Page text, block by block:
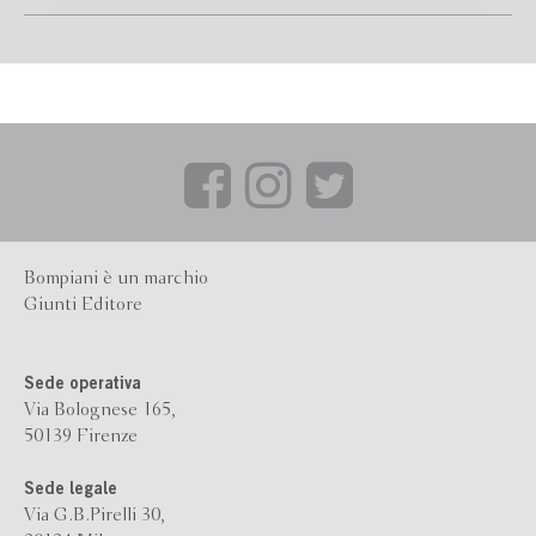
Bompiani è un marchio
Giunti Editore
Sede operativa
Via Bolognese 165,
50139 Firenze
Sede legale
Via G.B.Pirelli 30,